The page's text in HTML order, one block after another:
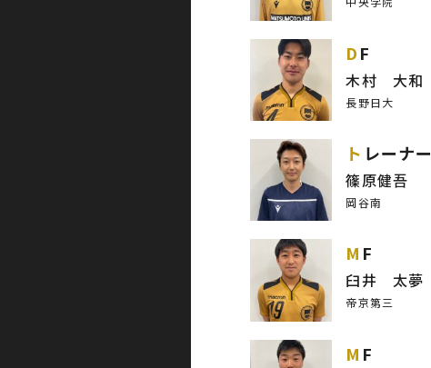
DF
木村 大和
長野日大
トレーナー
篠原健吾
岡谷南
MF
臼井 太夢
帝京第三
MF